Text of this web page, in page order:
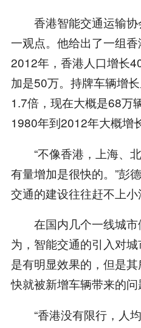
香港智能交通运输协
一观点。他给出了一组
2012年，香港人口增长
加是50万。持牌车辆增
1.7倍，现在大概是68万
1980年到2012年大概增
“不像香港，上海、北
有量增加是很快的。”彭
交通的建设往往赶不上
在国内几个一线城市
为，智能交通的引入对
是有明显效果的，但是
快就被新增车辆带来的问
“香港没有限行，人均